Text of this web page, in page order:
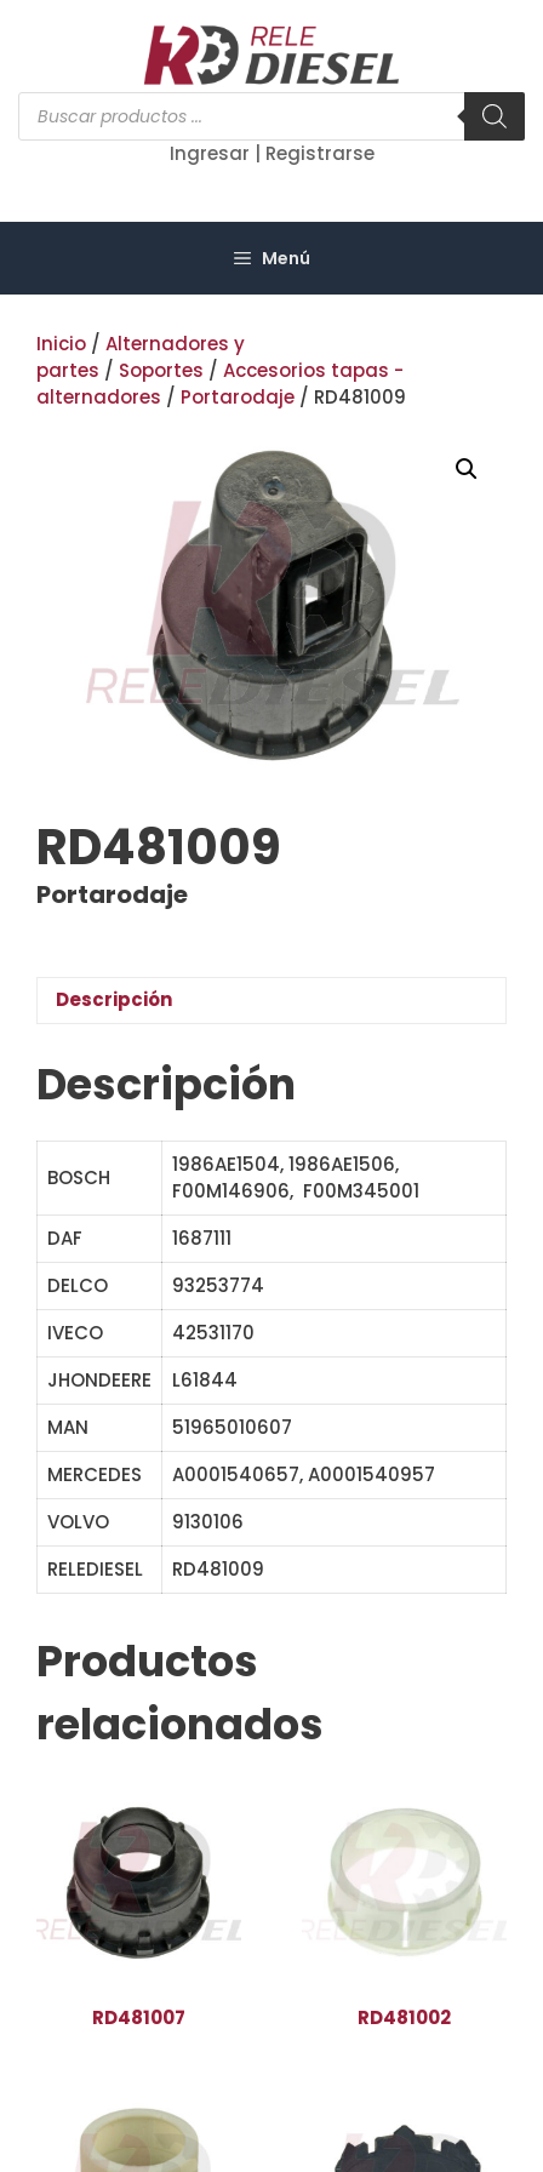
Búsqueda
de
productos
Ingresar | Registrarse
Menú
Inicio / Alternadores y
partes / Soportes / Accesorios tapas -
alternadores / Portarodaje / RD481009
RD481009
Portarodaje
Descripción
Descripción
BOSCH
1986AE1504, 1986AE1506,
F00M146906, F00M345001
DAF
1687111
DELCO
93253774
IVECO
42531170
JHONDEERE
L61844
MAN
51965010607
MERCEDES
A0001540657, A0001540957
VOLVO
9130106
RELEDIESEL
RD481009
Productos
relacionados
RD481007 RD481002